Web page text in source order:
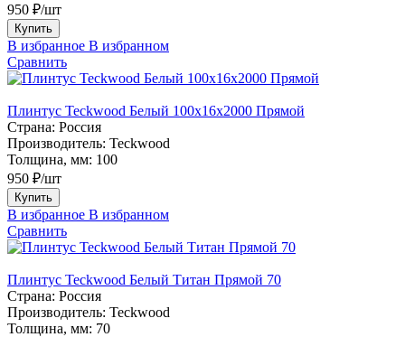
950 ₽/шт
Купить
В избранное В избранном
Сравнить
Плинтус Teckwood Белый 100х16х2000 Прямой
Страна: Россия
Производитель: Teckwood
Толщина, мм: 100
950 ₽/шт
Купить
В избранное В избранном
Сравнить
Плинтус Teckwood Белый Титан Прямой 70
Страна: Россия
Производитель: Teckwood
Толщина, мм: 70